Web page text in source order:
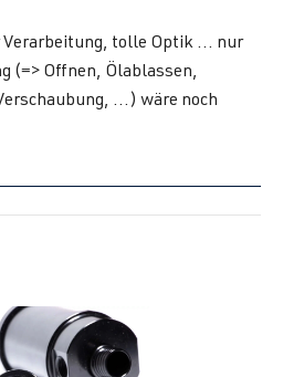
tolle Optik ... nur
(=> Offnen, Ölablassen,
...) wäre noch